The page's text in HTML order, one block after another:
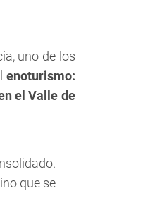
uno de los
enoturismo:
el Valle de
que se